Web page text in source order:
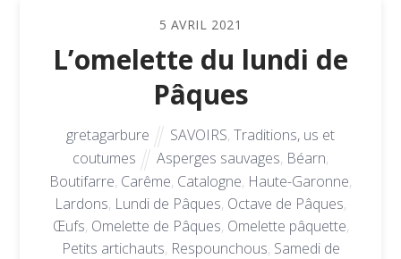
5 AVRIL 2021
L’omelette du lundi de
Pâques
gretagarbure SAVOIRS, Traditions, us et
coutumes
Asperges sauvages, Béarn,
Boutifarre, Carême, Catalogne, Haute-Garonne,
Lardons, Lundi de Pâques, Octave de Pâques,
Œufs, Omelette de Pâques, Omelette pâquette,
Petits artichauts, Respounchous, Samedi de